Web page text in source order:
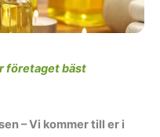
företaget bäst
– Vi kommer till er i